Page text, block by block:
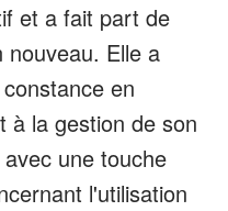
et a fait part de
nouveau. Elle a
en
à la gestion de son
une touche
l'utilisation